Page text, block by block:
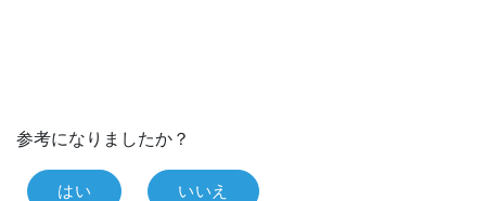
参考になりましたか？
はい いいえ